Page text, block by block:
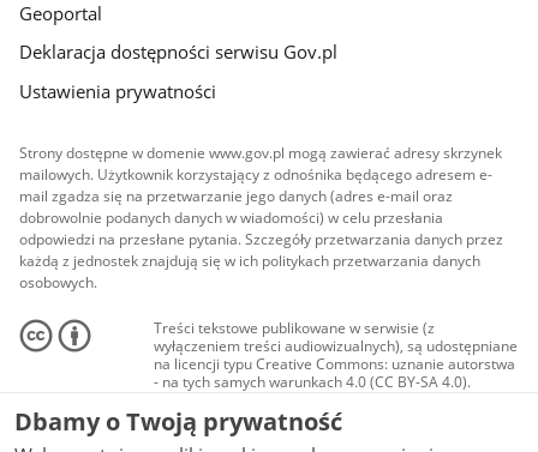
Geoportal
Deklaracja dostępności serwisu Gov.pl
Ustawienia prywatności
Strony dostępne w domenie www.gov.pl mogą zawierać adresy skrzynek
mailowych. Użytkownik korzystający z odnośnika będącego adresem e-
mail zgadza się na przetwarzanie jego danych (adres e-mail oraz
dobrowolnie podanych danych w wiadomości) w celu przesłania
odpowiedzi na przesłane pytania. Szczegóły przetwarzania danych przez
każdą z jednostek znajdują się w ich politykach przetwarzania danych
osobowych.
Treści tekstowe publikowane w serwisie (z
wyłączeniem treści audiowizualnych), są udostępniane
na licencji typu Creative Commons: uznanie autorstwa
- na tych samych warunkach 4.0 (CC BY-SA 4.0).
Materiały audiowizualne, w tym zdjęcia, materiały
audio i wideo, są udostępniane na licencji typu
Creative Commons: uznanie autorstwa użycie
Dbamy o Twoją prywatność